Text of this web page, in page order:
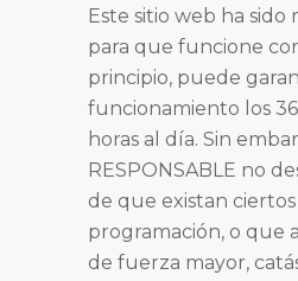
Este sitio web ha sido
para que funcione
principio, puede
funcionamiento los
horas al día. Sin
RESPONSABLE no
de que existan
programación, o que
de fuerza mayor,